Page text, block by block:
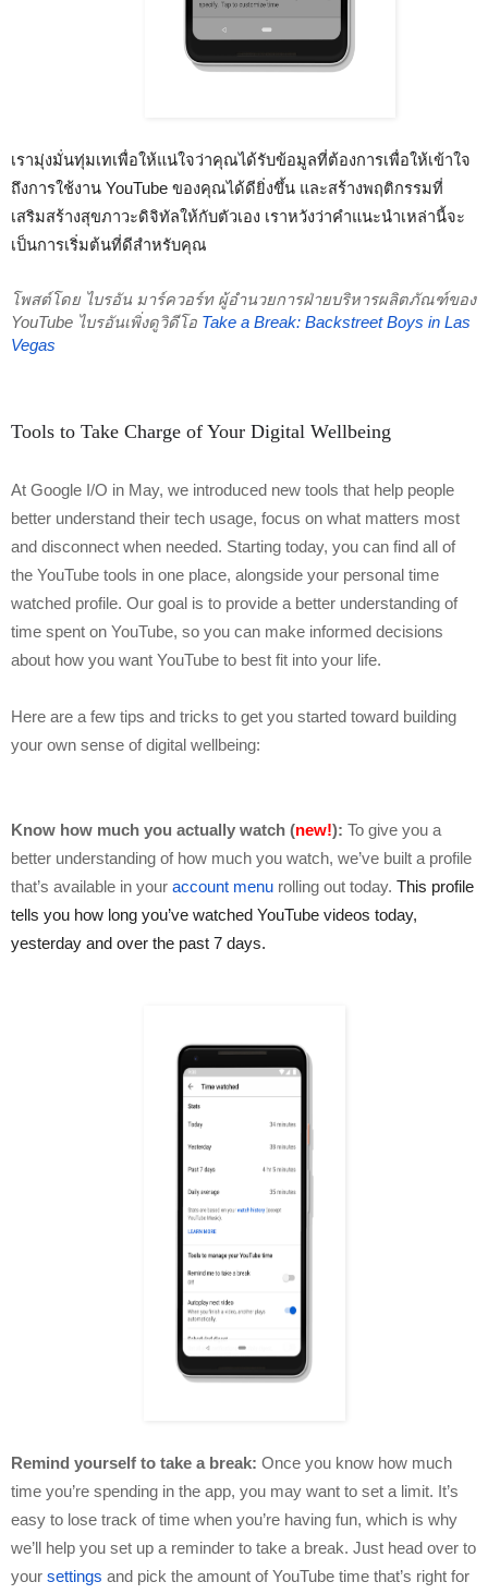
เรามุ่งมั่นทุ่มเทเพื่อให้แน่ใจว่าคุณได้รับข้อมูลที่ต้องการเพื่อให้เข้าใจ
ถึงการใช้งาน YouTube ของคุณได้ดียิ่งขึ้น และสร้างพฤติกรรมที่
เสริมสร้างสุขภาวะดิจิทัลให้กับตัวเอง เราหวังว่าคำแนะนำเหล่านี้จะ
เป็นการเริ่มต้นที่ดีสำหรับคุณ
โพสต์โดย ไบรอัน มาร์ควอร์ท ผู้อำนวยการฝ่ายบริหารผลิตภัณฑ์ของ
YouTube ไบรอันเพิ่งดูวิดีโอ Take a Break: Backstreet Boys in Las
Vegas
Tools to Take Charge of Your Digital Wellbeing
At Google I/O in May, we introduced new tools that help people
better understand their tech usage, focus on what matters most
and disconnect when needed. Starting today, you can find all of
the YouTube tools in one place, alongside your personal time
watched profile. Our goal is to provide a better understanding of
time spent on YouTube, so you can make informed decisions
about how you want YouTube to best fit into your life.
Here are a few tips and tricks to get you started toward building
your own sense of digital wellbeing:
Know how much you actually watch (new!): To give you a
better understanding of how much you watch, we’ve built a profile
that’s available in your account menu rolling out today. This profile
tells you how long you’ve watched YouTube videos today,
yesterday and over the past 7 days.
Remind yourself to take a break: Once you know how much
time you’re spending in the app, you may want to set a limit. It’s
easy to lose track of time when you’re having fun, which is why
we’ll help you set up a reminder to take a break. Just head over to
your settings and pick the amount of YouTube time that’s right for